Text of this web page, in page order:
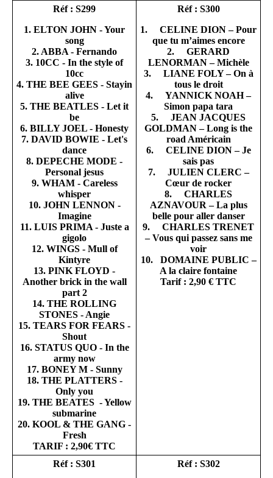
Réf : S299
1. ELTON JOHN - Your
song
2. ABBA - Fernando
3. 10CC - In the style of
10cc
4. THE BEE GEES - Stayin
alive
5. THE BEATLES - Let it
be
6. BILLY JOEL - Honesty
7. DAVID BOWIE - Let's
dance
8. DEPECHE MODE -
Personal jesus
9. WHAM - Careless
whisper
10. JOHN LENNON -
Imagine
11. LUIS PRIMA - Juste a
gigolo
12. WINGS - Mull of
Kintyre
13. PINK FLOYD -
Another brick in the wall
part 2
14. THE ROLLING
STONES - Angie
15. TEARS FOR FEARS -
Shout
16. STATUS QUO - In the
army now
17. BONEY M - Sunny
18. THE PLATTERS -
Only you
19. THE BEATES - Yellow
submarine
20. KOOL & THE GANG -
Fresh
TARIF : 2,90€ TTC
Réf : S300
1. CELINE DION – Pour
que tu m’aimes encore
2. GERARD
LENORMAN – Michèle
3. LIANE FOLY – On à
tous le droit
4. YANNICK NOAH –
Simon papa tara
5. JEAN JACQUES
GOLDMAN – Long is the
road Américain
6. CELINE DION – Je
sais pas
7. JULIEN CLERC –
Cœur de rocker
8. CHARLES
AZNAVOUR – La plus
belle pour aller danser
9. CHARLES TRENET
– Vous qui passez sans me
voir
10. DOMAINE PUBLIC –
A la claire fontaine
Tarif : 2,90 € TTC
Réf : S301
Réf : S302